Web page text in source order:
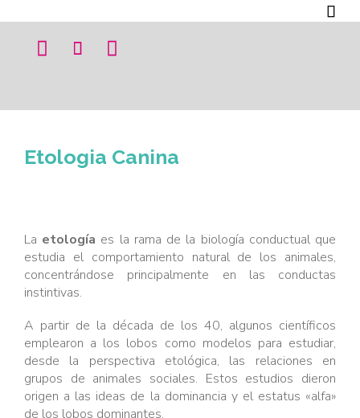

  
Etologia Canina
La etología es la rama de la biología conductual que
estudia el comportamiento natural de los animales,
concentrándose principalmente en las conductas
instintivas.
A partir de la década de los 40, algunos científicos
emplearon a los lobos como modelos para estudiar,
desde la perspectiva etológica, las relaciones en
grupos de animales sociales. Estos estudios dieron
origen a las ideas de la dominancia y el estatus «alfa»
de los lobos dominantes.